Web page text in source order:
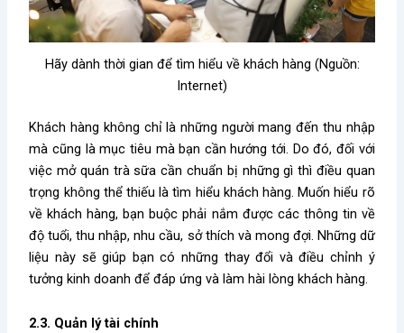
Hãy dành thời gian để tìm hiểu về khách hàng (Nguồn:
Internet)
Khách hàng không chỉ là những người mang đến thu nhập
mà cũng là mục tiêu mà bạn cần hướng tới. Do đó, đối với
việcmở quán trà sữa cần chuẩn bị những gì thì điều quan
trọng không thể thiếu là tìm hiểu khách hàng. Muốn hiểu rõ
về khách hàng, bạn buộc phải nắm được các thông tin về
độ tuổi, thu nhập, nhu cầu, sở thích và mong đợi. Những dữ
liệu này sẽ giúp bạn có những thay đổi và điều chỉnh ý
tưởng kinh doanh để đáp ứng và làm hài lòng khách hàng.
2.3. Quản lý tài chính